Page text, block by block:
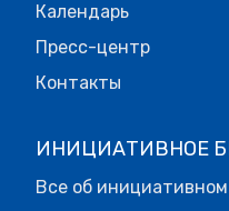
Календарь
Пресс-центр
Контакты
ИНИЦИАТИВНОЕ
Все об